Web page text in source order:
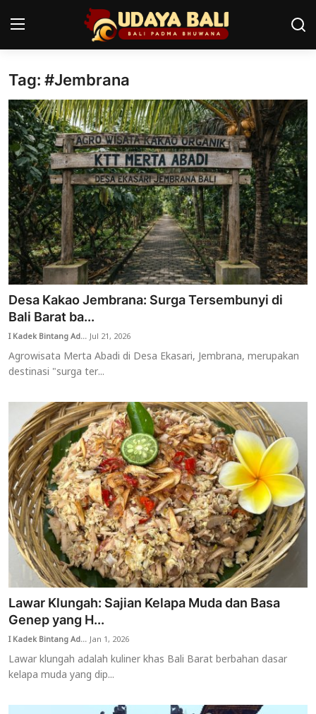
Home
Pura
Desa Adat
Tradisi
Kearifan lokal
Alam Bali
Seni
Kisah
Usadha
Indonesia
Tag: #Jembrana
Desa Kakao Jembrana: Surga Tersembunyi di
Bali Barat ba...
I Kadek Bintang Ad...Jul 21, 2026
Agrowisata Merta Abadi di Desa Ekasari, Jembrana, merupakan
destinasi "surga ter...
Lawar Klungah: Sajian Kelapa Muda dan Basa
Genep yang H...
I Kadek Bintang Ad...Jan 1, 2026
Lawar klungah adalah kuliner khas Bali Barat berbahan dasar
kelapa muda yang dip...